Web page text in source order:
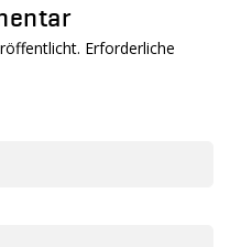
Erforderliche